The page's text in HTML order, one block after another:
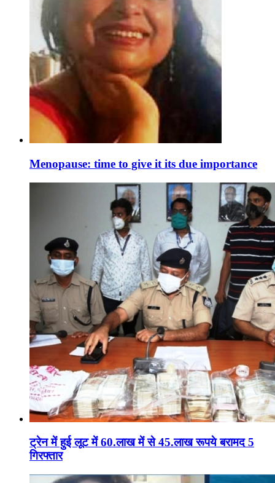
Menopause: time to give it its due importance
ट्रेन में हुई लूट में 60.लाख में से 45.लाख रूपये बरामद 5
गिरफ्तार